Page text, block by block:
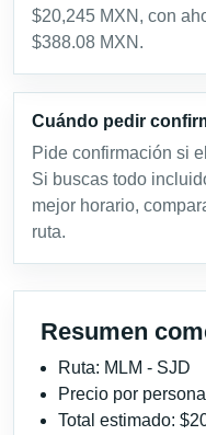
$20,245 MXN, con
$388.08 MXN.
Cuándo pedir
Pide confirmación si
Si buscas todo
mejor horario,
ruta.
Resumen
Ruta: MLM - SJD
Precio por
Total estimado: